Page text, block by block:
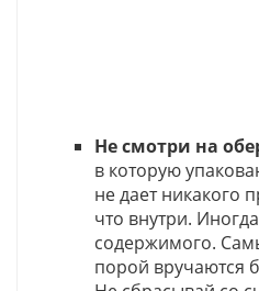
Не смотри на
в которую
не дает никакого
что внутри.
содержимого.
порой вручаются